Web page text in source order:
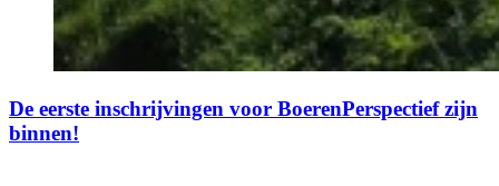
De eerste inschrijvingen voor BoerenPerspectief zijn
binnen!